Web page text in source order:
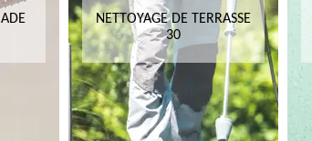
NETTOYAGE DE TERRASSE
30